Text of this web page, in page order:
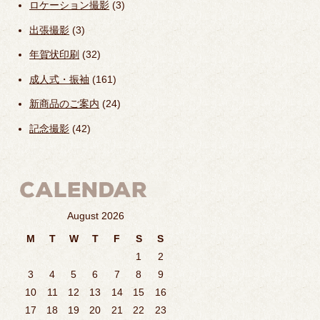
ロケーション撮影 (3)
出張撮影 (3)
年賀状印刷 (32)
成人式・振袖 (161)
新商品のご案内 (24)
記念撮影 (42)
August 2026
M
T W T F S
S
1
2
3
4 5 6 7 8
9
10
11 12 13 14 15
16
17
18 19 20 21 22 23